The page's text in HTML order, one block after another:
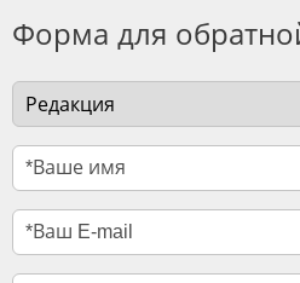
Форма для